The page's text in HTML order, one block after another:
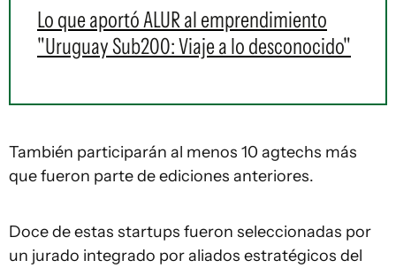
Lo que aportó ALUR al emprendimiento
"Uruguay Sub200: Viaje a lo desconocido"
También participarán al menos 10 agtechs más
que fueron parte de ediciones anteriores.
Doce de estas startups fueron seleccionadas por
un jurado integrado por aliados estratégicos del